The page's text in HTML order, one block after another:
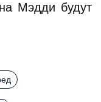
Мэдди будут